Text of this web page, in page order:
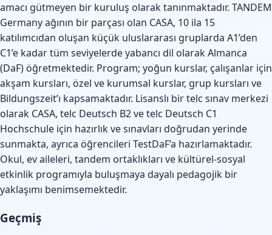
amacı gütmeyen bir kuruluş olarak tanınmaktadır. TANDEM
Germany ağının bir parçası olan CASA, 10 ila 15
katılımcıdan oluşan küçük uluslararası gruplarda A1’den
C1’e kadar tüm seviyelerde yabancı dil olarak Almanca
(DaF) öğretmektedir. Program; yoğun kurslar, çalışanlar için
akşam kursları, özel ve kurumsal kurslar, grup kursları ve
Bildungszeit’ı kapsamaktadır. Lisanslı bir telc sınav merkezi
olarak CASA, telc Deutsch B2 ve telc Deutsch C1
Hochschule için hazırlık ve sınavları doğrudan yerinde
sunmakta, ayrıca öğrencileri TestDaF’a hazırlamaktadır.
Okul, ev aileleri, tandem ortaklıkları ve kültürel-sosyal
etkinlik programıyla buluşmaya dayalı pedagojik bir
yaklaşımı benimsemektedir.
Geçmiş